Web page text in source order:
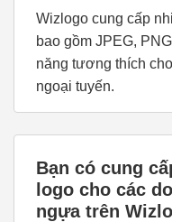
Wizlogo cung cấp
bao gồm JPEG,
năng tương thích
ngoại tuyến.
Bạn có cung
logo cho các
ngựa trên